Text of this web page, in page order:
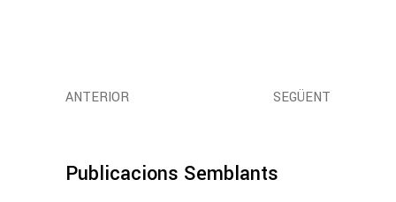
ANTERIOR SEGÜENT
Publicacions Semblants